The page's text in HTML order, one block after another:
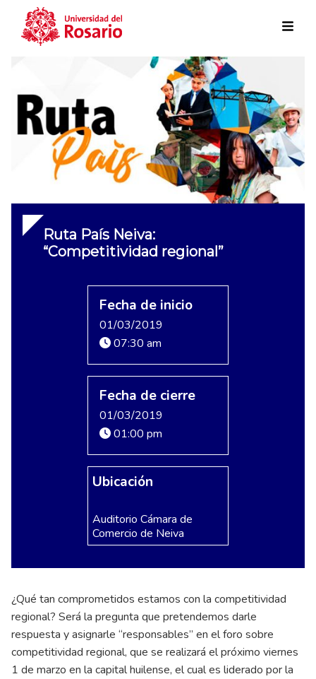
Ruta País Neiva:
“Competitividad regional”
Fecha de inicio
01/03/2019
07:30 am
Fecha de cierre
01/03/2019
01:00 pm
Ubicación
Auditorio Cámara de
Comercio de Neiva
¿Qué tan comprometidos estamos con la competitividad
regional? Será la pregunta que pretendemos darle
respuesta y asignarle “responsables” en el foro sobre
competitividad regional, que se realizará el próximo viernes
1 de marzo en la capital huilense, el cual es liderado por la